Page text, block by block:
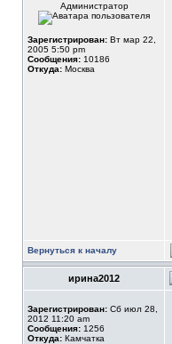
Администратор
Зарегистрирован: Вт мар 22,
2005 5:50 pm
Сообщения: 10186
Откуда: Москва
Вернуться к началу
ирина2012
Зарегистрирован: Сб июл 28,
2012 11:20 am
Сообщения: 1256
Откуда: Камчатка